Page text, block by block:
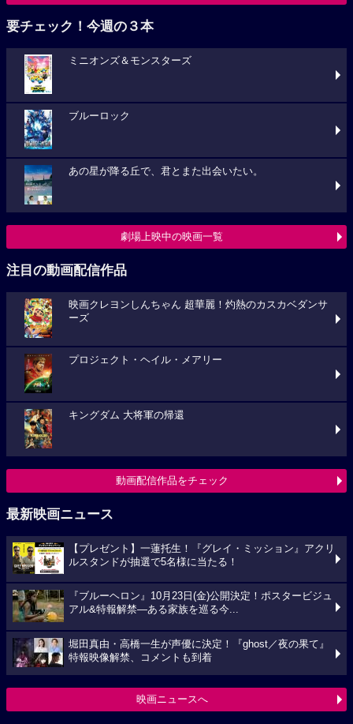
要チェック！今週の３本
ミニオンズ＆モンスターズ
ブルーロック
あの星が降る丘で、君とまた出会いたい。
劇場上映中の映画一覧
注目の動画配信作品
映画クレヨンしんちゃん 超華麗！灼熱のカスカベダンサ
ーズ
プロジェクト・ヘイル・メアリー
キングダム 大将軍の帰還
動画配信作品をチェック
最新映画ニュース
【プレゼント】一蓮托生！『グレイ・ミッション』アクリ
ルスタンドが抽選で5名様に当たる！
『ブルーヘロン』10月23日(金)公開決定！ポスタービジュ
アル&特報解禁―ある家族を巡る今...
堀田真由・高橋一生が声優に決定！『ghost／夜の果て』
特報映像解禁、コメントも到着
映画ニュースへ